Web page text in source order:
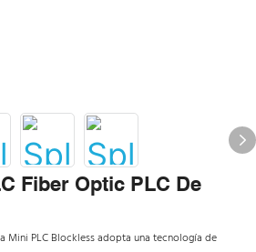
Fiber Optic PLC De
Mini PLC Blockless adopta una tecnología de